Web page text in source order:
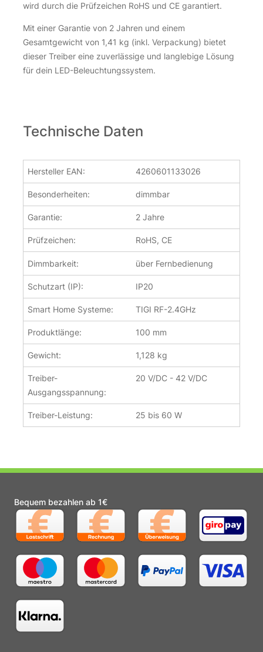
wird durch die Prüfzeichen RoHS und CE garantiert.
Mit einer Garantie von 2 Jahren und einem
Gesamtgewicht von 1,41 kg (inkl. Verpackung) bietet
dieser Treiber eine zuverlässige und langlebige Lösung
für dein LED-Beleuchtungssystem.
Technische Daten
Hersteller EAN: 4260601133026
Besonderheiten: dimmbar
Garantie: 2 Jahre
Prüfzeichen: RoHS, CE
Dimmbarkeit: über Fernbedienung
Schutzart (IP): IP20
Smart Home Systeme: TIGI RF-2.4GHz
Produktlänge: 100 mm
Gewicht: 1,128 kg
Treiber-
Ausgangsspannung:
20 V/DC - 42 V/DC
Treiber-Leistung: 25 bis 60 W
Bequem bezahlen ab 1€